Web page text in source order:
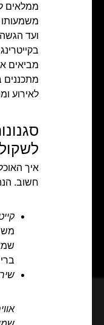
ממלאים
ועד
מביאים
לאירוע
איך
חשוב.